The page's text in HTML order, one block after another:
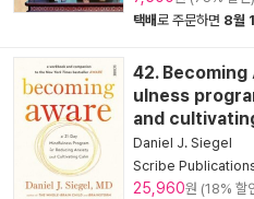
택배로 주문하면 8월
42. Becoming
ulness
and
Daniel J. Siegel
Scribe
25,960원 (18% 할